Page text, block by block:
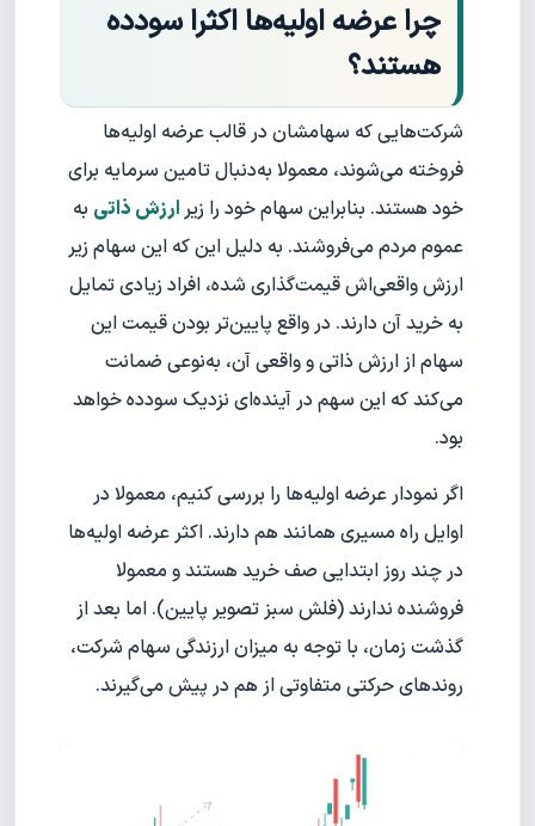
چرا عرضه اولیه‌ها اکثرا سود‌ده
هستند؟
شرکت‌هایی که سهامشان در قالب عرضه اولیه‌ها
فروخته می‌شوند، معمولا به‌دنبال تامین سرمایه برای
خود هستند. بنابراین سهام خود را زیرارزش ذاتی به
عموم مردم می‌فروشند. به دلیل این‌ که این سهام زیر
ارزش واقعی‌اش قیمت‌گذاری شده، افراد زیادی تمایل
به خرید آن دارند. در واقع پایین‌تر بودن قیمت این
سهام از ارزش ذاتی و واقعی آن، به‌نوعی ضمانت
می‌کند که این سهم در آینده‌ای نزدیک سود‌ده خواهد
بود.
اگر نمودار عرضه اولیه‌ها را بررسی کنیم، معمولا در
اوایل راه مسیری همانند هم دارند. اکثر عرضه اولیه‌ها
در چند روز ابتدایی صف خرید هستند و معمولا
فروشنده ندارند (فلش سبز تصویر پایین). اما بعد از
گذشت زمان، با توجه به میزان ارزندگی سهام شرکت،
روند‌های حرکتی متفاوتی از هم در پیش می‌گیرند.